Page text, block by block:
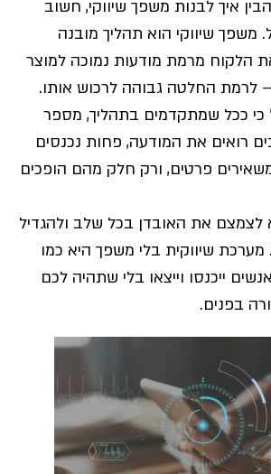
איך לבנות משפך שיווקי, חשוב
משפך שיווקי הוא תהליך מובנה
הלקוח מרמת מודעות נמוכה למוצר
לרמת החלטה גבוהה לרכוש אותו.
ככל שמתקדמים בתהליך, מספר
רואים את המודעה, פחות נכנסים
פרטים, ורק חלק מהם הופכים
את האובדן בכל שלב ולהגדיל
שיווקית בלי משפך היא כמו
ייכנסו וייצאו בלי שתהיה לכם
בפנים.